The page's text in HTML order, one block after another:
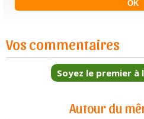
Vos commentaires
Soyez le premier à
Autour du